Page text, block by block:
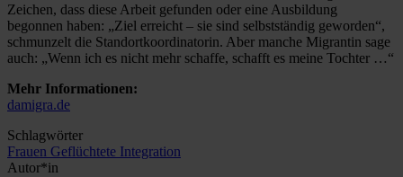
Zeichen, dass diese Arbeit gefunden oder eine Ausbildung
begonnen haben: „Ziel erreicht – sie sind selbstständig geworden“,
schmunzelt die Standortkoordinatorin. Aber manche Migrantin sage
auch: „Wenn ich es nicht mehr schaffe, schafft es meine Tochter …“
Mehr Informationen:
damigra.de
Schlagwörter
Frauen Geflüchtete Integration
Autor*in